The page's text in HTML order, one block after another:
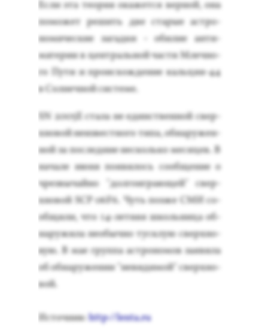
Ес­ли эта те­ория ока­жет­ся вер­ной, она
по­может ре­шить две ста­рые ас­тро­
номи­чес­кие за­гад­ки - оби­лие ан­ти­
мате­рии в цен­траль­ной час­ти Млеч­но­
го Пу­ти и про­ис­хожде­ние каль­ция-44
в Сол­нечной сис­те­ме.
SN 2005E ста­ла не единс­твен­ной свер­
хно­вой не­из­вес­тно­го ти­па, об­на­ружен­
ной за пос­ледние нес­коль­ко ме­сяцев. В
на­чале и­юня по­яви­лось со­об­ще­ние о
чрез­вы­чай­но "дол­го­иг­ра­ющей" свер­
хно­вой SCP 06F6. Чуть поз­же СМИ со­
об­щи­ли, что 14-лет­няя школь­ни­ца об­
на­ружи­ла не­обыч­но тус­клую свер­хно­
вую. В мае груп­па ас­тро­номов за­яви­ла
об об­на­руже­нии "не­види­мой" свер­хно­
вой.
Ис­точник:http://lenta.ru